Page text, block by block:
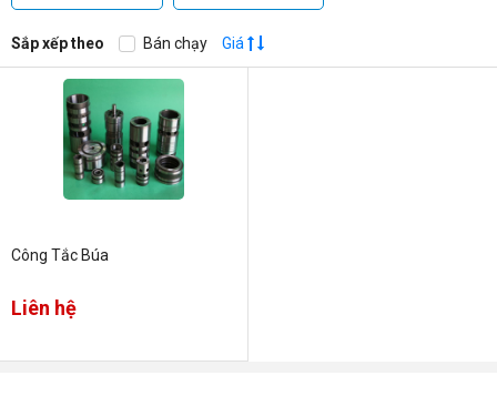
Sắp xếp theo Bán chạy Giá
Công Tắc Búa
Liên hệ